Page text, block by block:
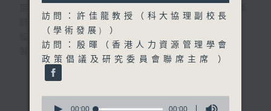
監製：蕭洛汶
製作：香港電台公共事務組
聲音更立體 意見更多元
1872311 始終如一
訪問：許佳龍教授（科大協理副校長
（學術發展) ）
訪問：殷暉（香港人力資源管理學會
政策倡議及研究委員會聯席主席 ）
00:00 00:00